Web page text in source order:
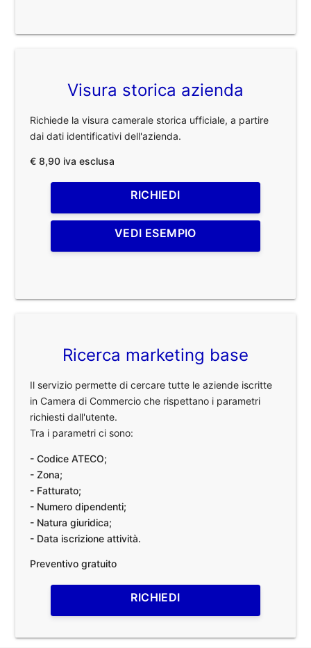
Visura storica azienda
Richiede la visura camerale storica ufficiale, a partire
dai dati identificativi dell'azienda.
€ 8,90 iva esclusa
RICHIEDI
VEDI ESEMPIO
Ricerca marketing base
Il servizio permette di cercare tutte le aziende iscritte
in Camera di Commercio che rispettano i parametri
richiesti dall'utente.
Tra i parametri ci sono:
- Codice ATECO;
- Zona;
- Fatturato;
- Numero dipendenti;
- Natura giuridica;
- Data iscrizione attività.
Preventivo gratuito
RICHIEDI